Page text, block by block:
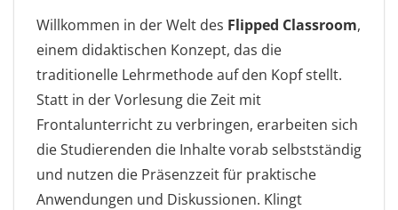
Willkommen in der Welt des Flipped Classroom,
einem didaktischen Konzept, das die
traditionelle Lehrmethode auf den Kopf stellt.
Statt in der Vorlesung die Zeit mit
Frontalunterricht zu verbringen, erarbeiten sich
die Studierenden die Inhalte vorab selbstständig
und nutzen die Präsenzzeit für praktische
Anwendungen und Diskussionen. Klingt